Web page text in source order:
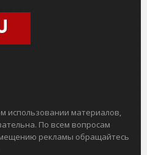
использовании материалов,
По всем вопросам
рекламы обращайтесь